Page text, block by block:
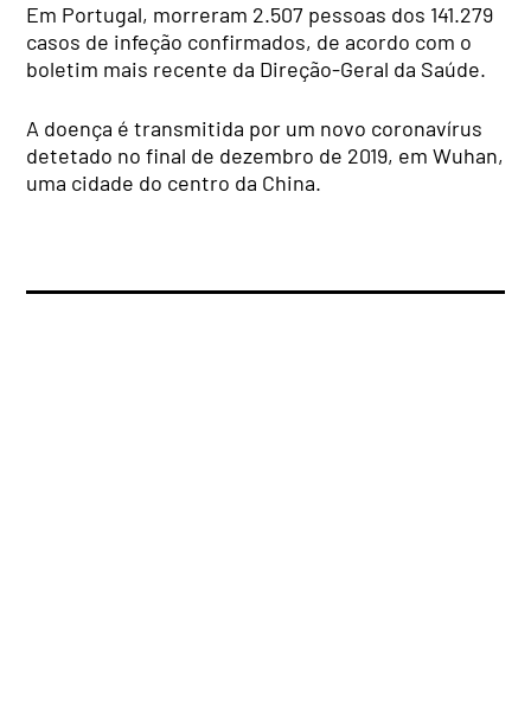
Em Portugal, morreram 2.507 pessoas dos 141.279
casos de infeção confirmados, de acordo com o
boletim mais recente da Direção-Geral da Saúde.
A doença é transmitida por um novo coronavírus
detetado no final de dezembro de 2019, em Wuhan,
uma cidade do centro da China.